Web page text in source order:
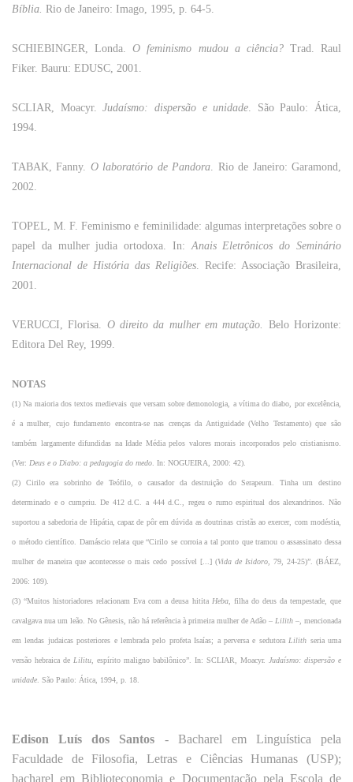
Bíblia. Rio de Janeiro: Imago, 1995, p. 64-5.
SCHIEBINGER, Londa.Ofeminismo mudou a ciência? Trad. Raul
Fiker. Bauru: EDUSC, 2001.
SCLIAR, Moacyr.Judaísmo: dispersão e unidade. São Paulo: Ática,
1994.
TABAK, Fanny. O laboratório de Pandora. Riode Janeiro: Garamond,
2002.
TOPEL, M. F.Feminismo e feminilidade: algumas interpretações sobreo
papel da mulherjudiaortodoxa. In:Anais Eletrônicos doSeminário
Internacional de História das Religiões. Recife: Associação Brasileira,
2001.
VERUCCI, Florisa. Odireito da mulher em mutação. Belo Horizonte:
Editora Del Rey, 1999.
NOTAS
(1) Na maioria dos textos medievais que versam sobre demonologia, a vítima do diabo, por excelência,
é a mulher, cujo fundamento encontra-se nas crenças da Antiguidade (Velho Testamento) que são
também largamente difundidas na Idade Média pelos valores morais incorporados pelo cristianismo.
(Ver: Deus e o Diabo: a pedagogia do medo . In: NOGUEIRA, 2000: 42).
(2) Cirilo era sobrinho de Teófilo, o causador da destruição do Serapeum. Tinha um destino
determinado e o cumpriu. De 412 d.C. a 444 d.C., regeu o rumo espiritual dos alexandrinos. Não
suportou a sabedoria de Hipátia, capaz de pôr em dúvida as doutrinas cristãs ao exercer, com modéstia,
o método científico. Damáscio relata que “Cirilo se corroia a tal ponto que tramou o assassinato dessa
mulher de maneira que acontecesse o mais cedo possível [...] (Vida de Isidoro, 79, 24-25)”. (BÁEZ,
2006: 109).
(3) “Muitos historiadores relacionam Eva com a deusa hitita Heba, filha do deus da tempestade, que
cavalgava nua um leão. No Gênesis, não há referência à primeira mulher de Adão – Lilith –, mencionada
em lendas judaicas posteriores e lembrada pelo profeta Isaías; a perversa e sedutora Lilith seria uma
versão hebraica de Lilitu , espírito maligno babilônico”. In: SCLIAR , Moacyr. Judaísmo: dispersão e
unidade . São Paulo: Ática, 1994, p. 18.
Edison Luís dos Santos - Bacharel emLinguística pela
Faculdade deFilosofia,Letras e CiênciasHumanas (USP);
bacharel em Biblioteconomia e Documentaçãopela Escola de